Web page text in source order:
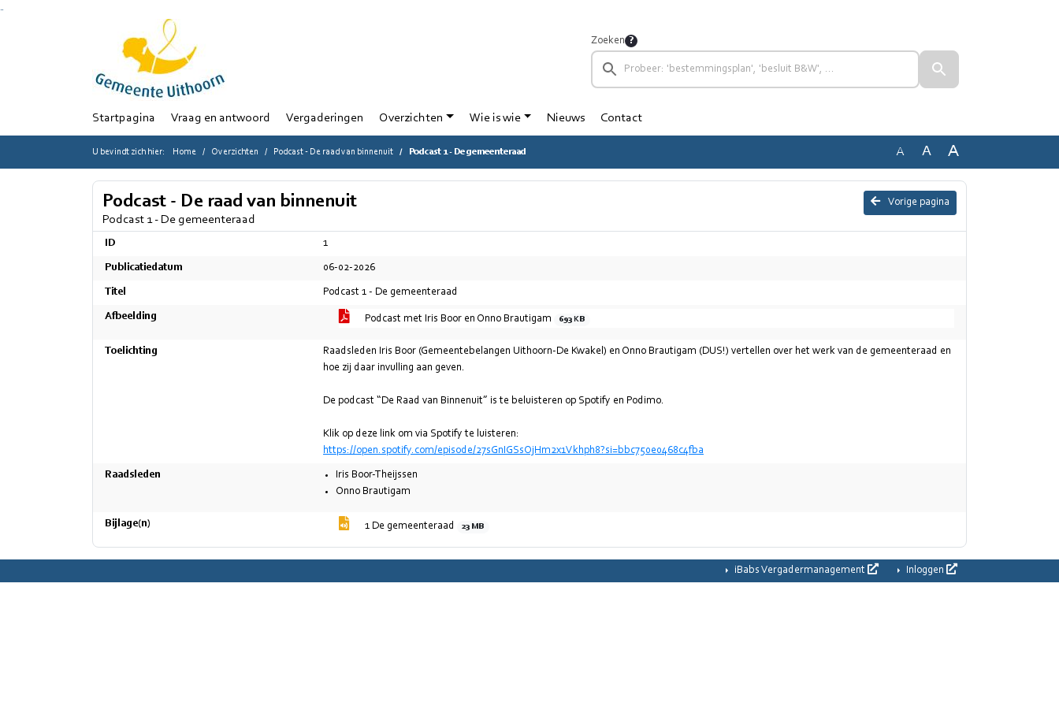
Ga naar de inhoud van deze pagina
Zoeken
Startpagina Vraag en antwoord Vergaderingen Overzichten Wie is wie Nieuws Contact
U bevindt zich hier: Home Overzichten Podcast - De raad van binnenuit Podcast 1 - De gemeenteraad A A A
Vorige pagina
Podcast - De raad van binnenuit
Podcast 1 - De gemeenteraad
ID 1
Publicatiedatum 06-02-2026
Titel Podcast 1 - De gemeenteraad
Afbeelding Podcast met Iris Boor en Onno Brautigam 693 KB
Toelichting
Raadsleden Iris Boor (Gemeentebelangen Uithoorn-De Kwakel) en Onno Brautigam (DUS!) vertellen over het werk van de gemeenteraad en
hoe zij daar invulling aan geven.
De podcast “De Raad van Binnenuit” is te beluisteren op Spotify en Podimo.
https://open.spotify.com/episode/27sGnIGSsOjHm2x1Vkhph8?si=bbc750e0468c4fba
Raadsleden
Iris Boor-Theijssen
Onno Brautigam
Bijlage(n) 1 De gemeenteraad 23 MB
iBabs Vergadermanagement Inloggen